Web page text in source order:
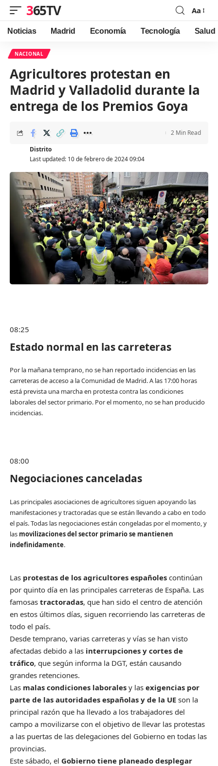
365TV
Font
Resizer
Aa
Noticias Madrid Economía Tecnología Salud
NACIONAL
Agricultores protestan en
Madrid y Valladolid durante la
entrega de los Premios Goya
Last updated: 10 de febrero de 2024 09:04
Distrito
2 Min Read
08:25
Estado normal en las carreteras
Por la mañana temprano, no se han reportado incidencias en las
carreteras de acceso a la Comunidad de Madrid. A las 17:00 horas
está prevista una marcha en protesta contra las condiciones
laborales del sector primario. Por el momento, no se han producido
incidencias.
08:00
Negociaciones canceladas
Las principales asociaciones de agricultores siguen apoyando las
manifestaciones y tractoradas que se están llevando a cabo en todo
el país. Todas las negociaciones están congeladas por el momento, y
las movilizaciones del sector primario se mantienen
indefinidamente.
Las protestas de los agricultores españoles continúan
por quinto día en las principales carreteras de España. Las
famosas tractoradas, que han sido el centro de atención
en estos últimos días, siguen recorriendo las carreteras de
todo el país.
Desde temprano, varias carreteras y vías se han visto
afectadas debido a las interrupciones y cortes de
tráfico, que según informa la DGT, están causando
grandes retenciones.
Las malas condiciones laborales y las exigencias por
parte de las autoridades españolas y de la UE son la
principal razón que ha llevado a los trabajadores del
campo a movilizarse con el objetivo de llevar las protestas
a las puertas de las delegaciones del Gobierno en todas las
provincias.
Este sábado, el Gobierno tiene planeado desplegar